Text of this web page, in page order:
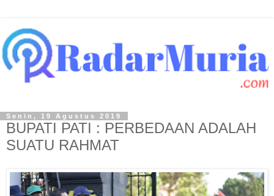
Senin, 19 Agustus 2019
BUPATI PATI : PERBEDAAN ADALAH
SUATU RAHMAT